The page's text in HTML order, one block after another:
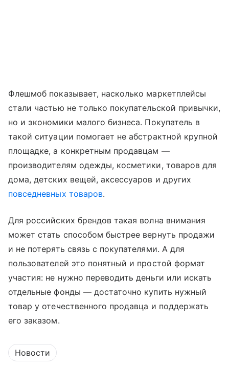
Флешмоб показывает, насколько маркетплейсы
стали частью не только покупательской привычки,
но и экономики малого бизнеса. Покупатель в
такой ситуации помогает не абстрактной крупной
площадке, а конкретным продавцам —
производителям одежды, косметики, товаров для
дома, детских вещей, аксессуаров и других
повседневных товаров.
Для российских брендов такая волна внимания
может стать способом быстрее вернуть продажи
и не потерять связь с покупателями. А для
пользователей это понятный и простой формат
участия: не нужно переводить деньги или искать
отдельные фонды — достаточно купить нужный
товар у отечественного продавца и поддержать
его заказом.
Новости